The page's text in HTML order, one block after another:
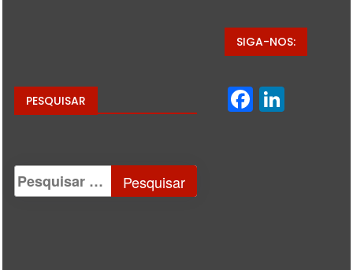
PESQUISAR
SIGA-NOS: